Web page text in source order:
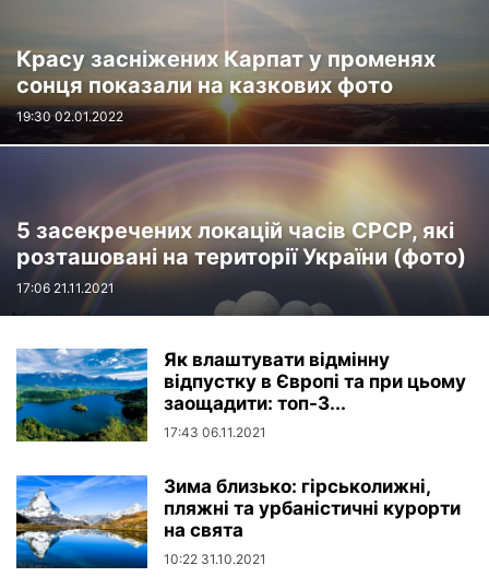
Красу засніжених Карпат у променях
сонця показали на казкових фото
19:30 02.01.2022
5 засекречених локацій часів СРСР, які
розташовані на території України (фото)
17:06 21.11.2021
Як влаштувати відмінну
відпустку в Європі та при цьому
заощадити: топ-3...
17:43 06.11.2021
Зима близько: гірськолижні,
пляжні та урбаністичні курорти
на свята
10:22 31.10.2021